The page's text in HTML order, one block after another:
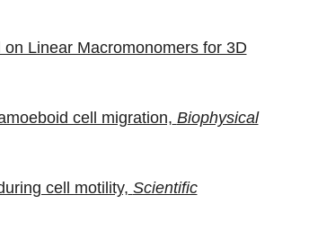
Linear Macromonomers for 3D
cell migration, Biophysical
cell motility, Scientific